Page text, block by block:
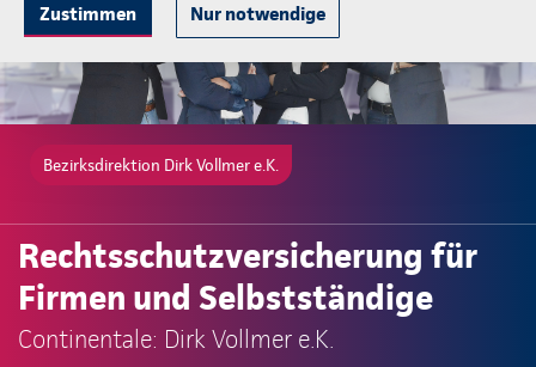
Zustimmen Nur notwendige
Bezirksdirektion Dirk Vollmer e.K.
Rechtsschutzversicherung für
Firmen und Selbstständige
Continentale: Dirk Vollmer e.K.